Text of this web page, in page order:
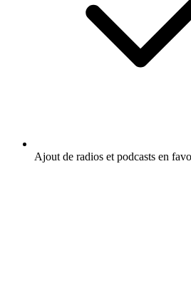
Ajout de radios et podcasts en